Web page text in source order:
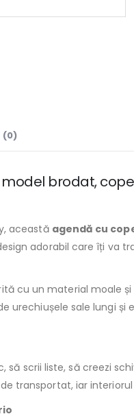
(0)
model brodat,
această agendă cu
adorabil care îți va
cu un material moale
urechiușele sale lungi
să scrii liste, să creezi
transportat, iar